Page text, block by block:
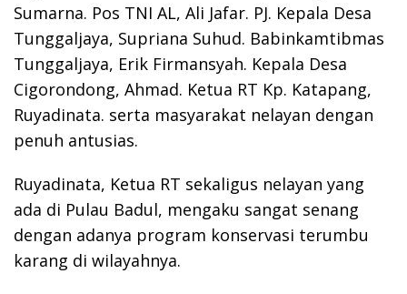
Sumarna. Pos TNI AL, Ali Jafar. PJ. Kepala Desa
Tunggaljaya, Supriana Suhud. Babinkamtibmas
Tunggaljaya, Erik Firmansyah. Kepala Desa
Cigorondong, Ahmad. Ketua RT Kp. Katapang,
Ruyadinata. serta masyarakat nelayan dengan
penuh antusias.
Ruyadinata, Ketua RT sekaligus nelayan yang
ada di Pulau Badul, mengaku sangat senang
dengan adanya program konservasi terumbu
karang di wilayahnya.